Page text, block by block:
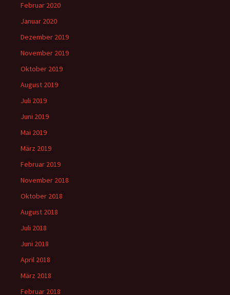
Februar 2020
Januar 2020
Dezember 2019
November 2019
Oktober 2019
August 2019
Juli 2019
Juni 2019
Mai 2019
März 2019
Februar 2019
November 2018
Oktober 2018
August 2018
Juli 2018
Juni 2018
April 2018
März 2018
Februar 2018